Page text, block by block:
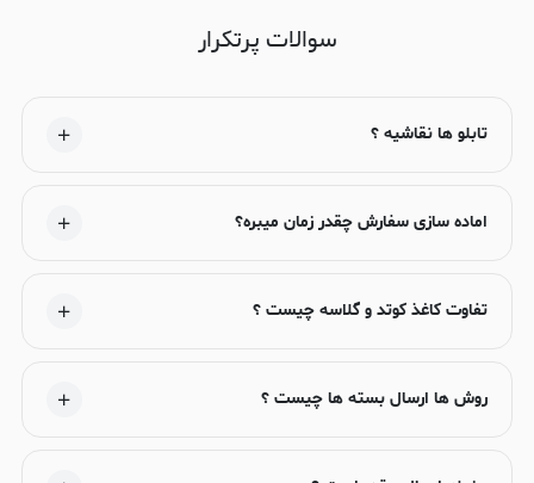
سوالات پرتکرار
تابلو ها نقاشیه ؟
اماده سازی سفارش چقدر زمان میبره؟
تفاوت کاغذ کوتد و گلاسه چیست ؟
روش ها ارسال بسته ها چیست ؟